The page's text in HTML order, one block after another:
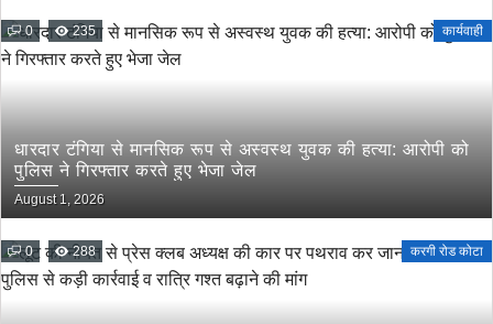
0 235 कार्यवाही
धारदार टंगिया से मानसिक रूप से अस्वस्थ युवक की हत्या: आरोपी को
पुलिस ने गिरफ्तार करते हुए भेजा जेल
August 1, 2026
0 288 करगी रोड कोटा